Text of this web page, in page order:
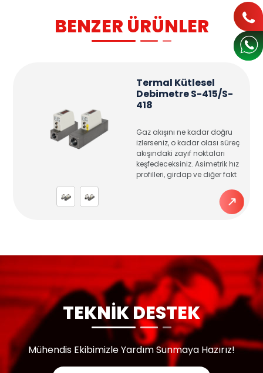
BENZER ÜRÜNLER
Termal Kütlesel
Debimetre S-415/S-
418
Gaz akışını ne kadar doğru
izlerseniz, o kadar olası süreç
akışındaki zayıf noktaları
keşfedeceksiniz. Asimetrik hız
profilleri, girdap ve diğer fakt
TEKNİK DESTEK
Mühendis Ekibimizle Yardım Sunmaya Hazırız!